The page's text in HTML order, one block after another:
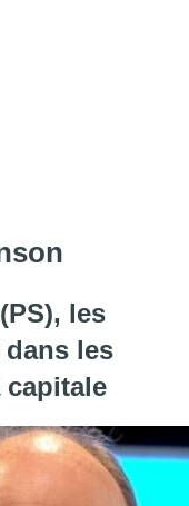
les
les
capitale